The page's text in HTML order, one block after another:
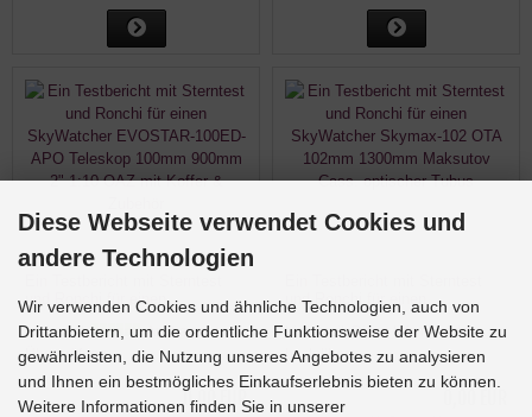
und Ronchi für einen
SkyWatcher EVOSTAR-100ED-
APO Teleskop 100mm 900mm
2" 1:10 OAZ mit Koffer &
Zubehör
Lieferzeit:
Auf Lager +
Überprüfung
0,00 EUR
und Ronchi für einen
SkyWatcher Skymax-102 OTA
102mm 1300mm Maksutov
Cass. optischer Tubus
Lieferzeit:Diese Info ist nicht
bestellbar
Diese Webseite verwendet Cookies und
andere Technologien
Wir verwenden Cookies und ähnliche Technologien, auch von
Drittanbietern, um die ordentliche Funktionsweise der Website zu
gewährleisten, die Nutzung unseres Angebotes zu analysieren
und Ihnen ein bestmögliches Einkaufserlebnis bieten zu können.
Weitere Informationen finden Sie in unserer